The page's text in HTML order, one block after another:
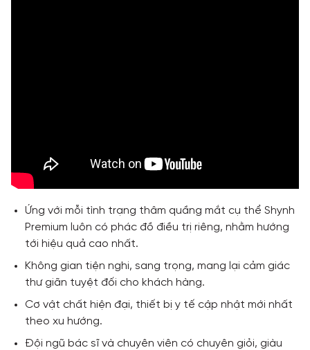
Ứng với mỗi tình trạng thâm quầng mắt cụ thể Shynh
Premium luôn có phác đồ điều trị riêng, nhằm hướng
tới hiệu quả cao nhất.
Không gian tiện nghi, sang trọng, mang lại cảm giác
thư giãn tuyệt đối cho khách hàng.
Cơ vật chất hiện đại, thiết bị y tế cập nhật mới nhất
theo xu hướng.
Đội ngũ bác sĩ và chuyên viên có chuyên giỏi, giàu